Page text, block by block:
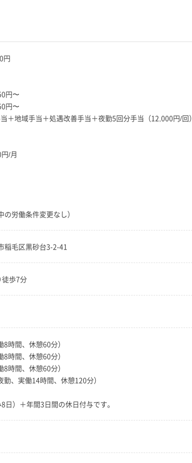
円
円〜
円〜
＋地域手当＋処遇改善手当＋夜勤5回分手当（12,000円/回）
/月
の労働条件変更なし）
稲毛区黒砂台3-2-41
歩7分
時間、休憩60分）
時間、休憩60分）
時間、休憩60分）
、実働14時間、休憩120分）
）＋年間3日間の休日付与です。